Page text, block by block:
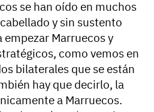
se han oído en muchos
y sin sustento
Marruecos y
como vemos en
bilaterales que se están
hay que decirlo, la
a Marruecos.